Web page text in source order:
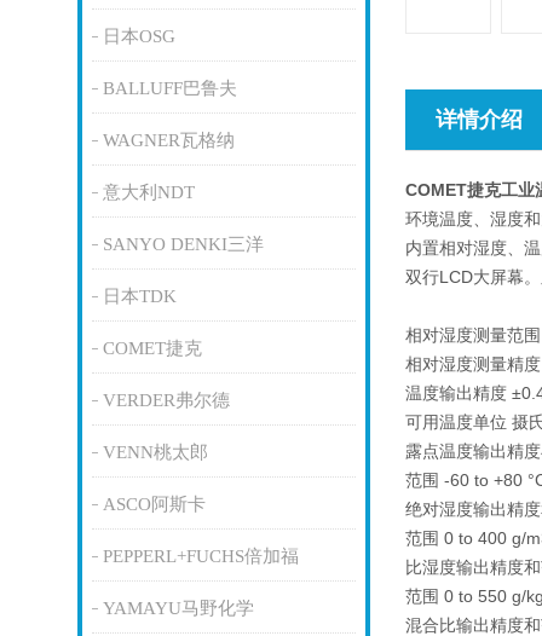
日本OSG
BALLUFF巴鲁夫
WAGNER瓦格纳
意大利NDT
SANYO DENKI三洋
日本TDK
COMET捷克
VERDER弗尔德
VENN桃太郎
ASCO阿斯卡
PEPPERL+FUCHS倍加福
YAMAYU马野化学
详情介绍
COMET捷克工业
环境温度、湿度
内置相对湿度、
双行LCD大屏幕
相对湿度测量范
相对湿度测量精
温度输出精度
可用温度单位 摄
露点温度输出精
范围 -60 to +80
绝对湿度输出精
范围 0 to 400 g/
比湿度输出精度
范围 0 to 550 g/
混合比输出精度